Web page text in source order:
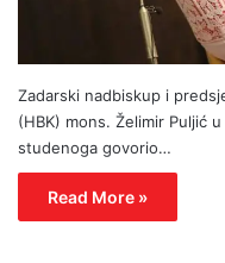
Zadarski nadbiskup i
(HBK) mons. Želimir Puljić
studenoga govorio…
Read More »